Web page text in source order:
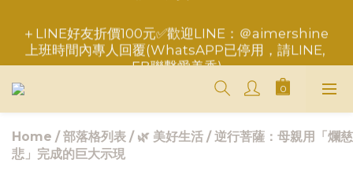
重要事項請點此聯繫，勿於訂單備註，以免錯失服務
上班時間內專人回覆(WhatsAPP已停用，請LINE,
FB聯繫愛美香)
重要事項請點此聯繫，勿於訂單備註，以免錯失服務
Home /部落格列表 / 🌿 美好生活 /逆行菩薩：母親用「爛慈
悲」完成的巨大示現